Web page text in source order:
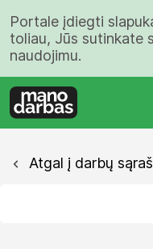
Portale įdiegti
toliau, Jūs sutinkate
naudojimu.
Atgal į darbų